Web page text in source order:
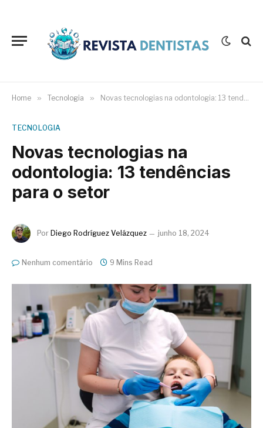
Home » Tecnologia » Novas tecnologias na odontologia: 13 tendências para o setor
TECNOLOGIA
Novas tecnologias na
odontologia: 13 tendências
para o setor
Por Diego Rodríguez Velázquez junho 18, 2024
Nenhum comentário 9 Mins Read